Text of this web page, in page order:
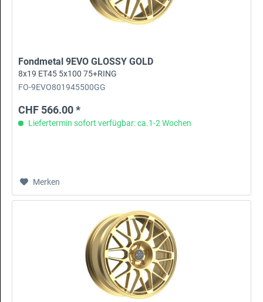
Fondmetal 9EVO GLOSSY GOLD
8x19 ET45 5x100 75+RING
FO-9EVO801945500GG
CHF 566.00 *
Liefertermin sofort verfügbar: ca.1-2 Wochen
Merken